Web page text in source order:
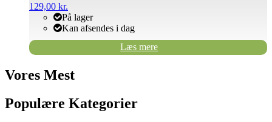
129,00 kr.
På lager
Kan afsendes i dag
Læs mere
Vores Mest
Populære Kategorier